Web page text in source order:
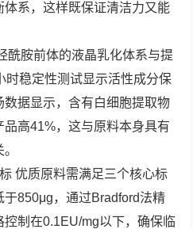
体系，这样既保证清洁力又能
酰胺前体的液晶乳化体系与提
时稳定性测试显示活性成分保
据显示，含有白细胞提取物
高41%，这与原料本身具有
优质原料需满足三个核心标
850μg，通过Bradford法精
制在0.1EU/mg以下，确保临